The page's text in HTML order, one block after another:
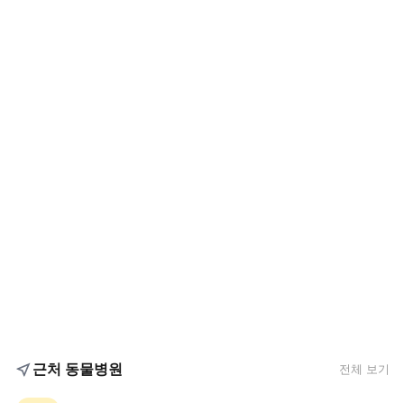
근처 동물병원 전체 보기